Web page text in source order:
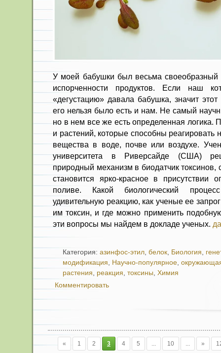
У моей бабушки был весьма своеобразный
испорченности продуктов. Если наш
«дегустацию» давала бабушка, значит
его нельзя было есть и нам. Не самый
но в нем все же есть определенная логика.
и растений, которые способны реагировать
вещества в воде, почве или воздухе.
университета в Риверсайде (США)
природный механизм в биодатчик токсинов,
становится ярко-красное в присутствии
поливе. Какой биологический
удивительную реакцию, как ученые ее
им токсин, и где можно применить
эти вопросы мы найдем в докладе ученых.
Категория: азинфос-этил, белок, Биология,
модификация, Научно-популярное,
растения, реакция, токсины, Химия
Комментировать
« 1 2 3 4 5 ... 10 ... »